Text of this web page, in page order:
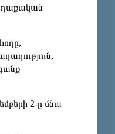
2-ը մնա